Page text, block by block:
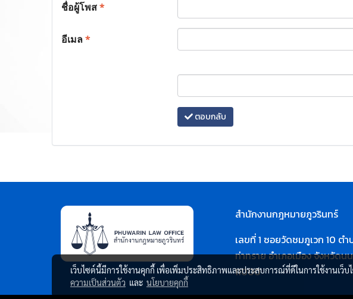
ชื่อผู้โพส*
อีเมล*
ตอบกลับ
สำนักงานกฎหมายภูวรินทร์
เลขที่ 1 ซอยวัดชมภูเวก 10 ตำ
ท่าทราย อำเภอเมือง จังหวัดน
11000
เว็บไซต์นี้มีการใช้งานคุกกี้ เพื่อเพิ่มประสิทธิภาพและประสบการณ์ที่ดีในการใช้งานเว็
ความเป็นส่วนตัว และ นโยบายคุกกี้